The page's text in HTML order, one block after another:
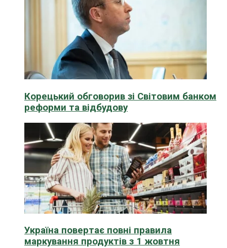
Корецький обговорив зі Світовим банком
реформи та відбудову
Україна повертає повні правила
маркування продуктів з 1 жовтня